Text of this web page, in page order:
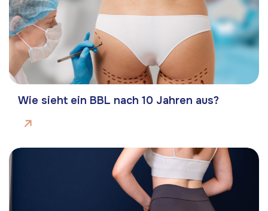
Wie sieht ein BBL nach 10 Jahren aus?